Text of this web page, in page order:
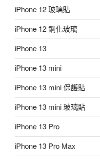
iPhone 12 玻璃貼
iPhone 12 鋼化玻璃
iPhone 13
iPhone 13 mini
iPhone 13 mini 保護貼
iPhone 13 mini 玻璃貼
iPhone 13 Pro
iPhone 13 Pro Max